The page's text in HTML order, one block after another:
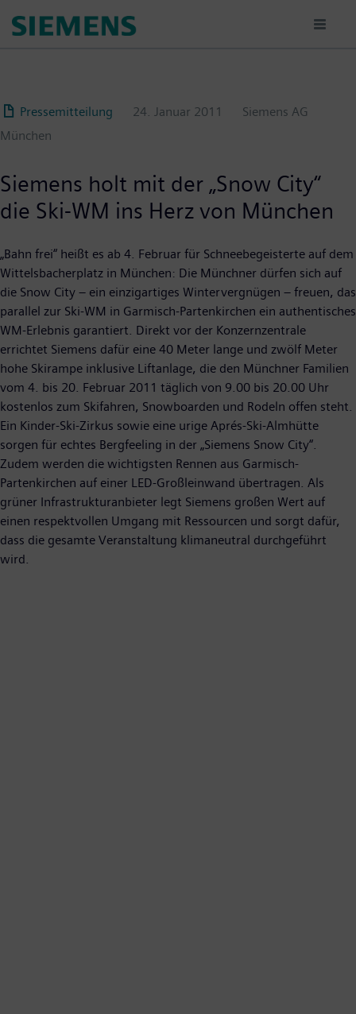
para
Pressemitteilung
24. Januar 2011
Siemens AG
München
Siemens holt mit der „Snow City“
die Ski-WM ins Herz von München
„Bahn frei“ heißt es ab 4. Februar für Schneebegeisterte auf dem
Wittelsbacherplatz in München: Die Münchner dürfen sich auf
die Snow City – ein einzigartiges Wintervergnügen – freuen, das
parallel zur Ski-WM in Garmisch-Partenkirchen ein authentisches
WM-Erlebnis garantiert. Direkt vor der Konzernzentrale
errichtet Siemens dafür eine 40 Meter lange und zwölf Meter
hohe Skirampe inklusive Liftanlage, die den Münchner Familien
vom 4. bis 20. Februar 2011 täglich von 9.00 bis 20.00 Uhr
kostenlos zum Skifahren, Snowboarden und Rodeln offen steht.
Ein Kinder-Ski-Zirkus sowie eine urige Aprés-Ski-Almhütte
sorgen für echtes Bergfeeling in der „Siemens Snow City“.
Zudem werden die wichtigsten Rennen aus Garmisch-
Partenkirchen auf einer LED-Großleinwand übertragen. Als
grüner Infrastrukturanbieter legt Siemens großen Wert auf
einen respektvollen Umgang mit Ressourcen und sorgt dafür,
dass die gesamte Veranstaltung klimaneutral durchgeführt
wird.